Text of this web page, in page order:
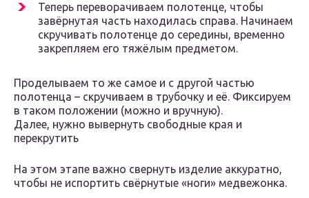
Теперь переворачиваем полотенце, чтобы
завёрнутая часть находилась справа. Начинаем
скручивать полотенце до середины, временно
закрепляем его тяжёлым предметом.
Проделываем то же самое и с другой частью
полотенца – скручиваем в трубочку и её. Фиксируем
в таком положении (можно и вручную).
Далее, нужно вывернуть свободные края и
перекрутить
На этом этапе важно свернуть изделие аккуратно,
чтобы не испортить свёрнутые «ноги» медвежонка.